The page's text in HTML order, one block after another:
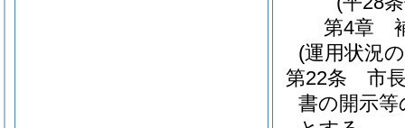
第4章
(運用状況
第22条
市
書の開示